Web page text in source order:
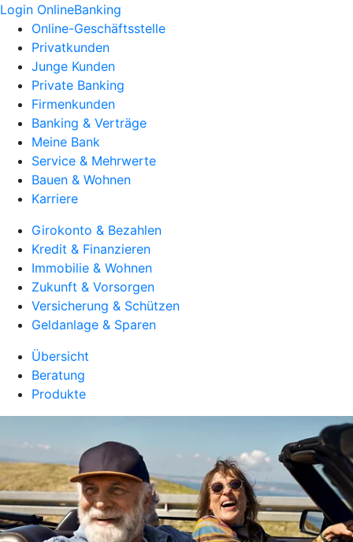
Login OnlineBanking
Online-Geschäftsstelle
Privatkunden
Junge Kunden
Private Banking
Firmenkunden
Banking & Verträge
Meine Bank
Service & Mehrwerte
Bauen & Wohnen
Karriere
Girokonto & Bezahlen
Kredit & Finanzieren
Immobilie & Wohnen
Zukunft & Vorsorgen
Versicherung & Schützen
Geldanlage & Sparen
Übersicht
Beratung
Produkte